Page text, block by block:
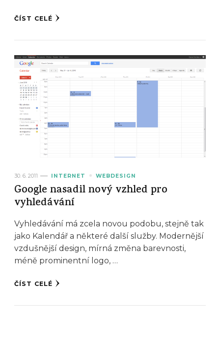
ČÍST CELÉ
30. 6. 2011 INTERNET WEBDESIGN
Google nasadil nový vzhled pro
vyhledávání
Vyhledávání má zcela novou podobu, stejně tak
jako Kalendář a některé další služby. Modernější
vzdušnější design, mírná změna barevnosti,
méně prominentní logo, …
ČÍST CELÉ